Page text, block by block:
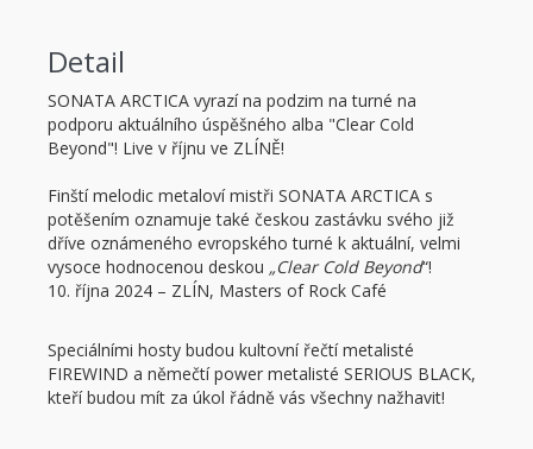
Detail
SONATA ARCTICA vyrazí na podzim na turné na
podporu aktuálního úspěšného alba "Clear Cold
Beyond"! Live v říjnu ve ZLÍNĚ!
Finští melodic metaloví mistři SONATA ARCTICA s
potěšením oznamuje také českou zastávku svého již
dříve oznámeného evropského turné k aktuální, velmi
vysoce hodnocenou deskou „Clear Cold Beyond“!
10. října 2024 – ZLÍN, Masters of Rock Café
Speciálními hosty budou kultovní řečtí metalisté
FIREWIND a němečtí power metalisté SERIOUS BLACK,
kteří budou mít za úkol řádně vás všechny nažhavit!